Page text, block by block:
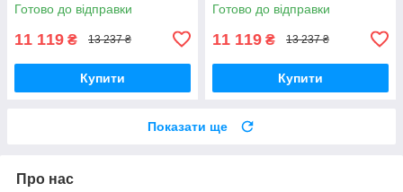
Готово до відправки
11 119 ₴ 13 237 ₴
Купити
Готово до відправки
11 119 ₴ 13 237 ₴
Купити
Показати ще
Про нас